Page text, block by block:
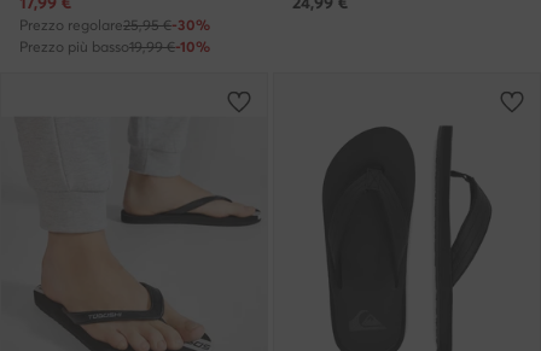
Prezzo regolare25,95 €-30%
Prezzo più basso19,99 €-10%